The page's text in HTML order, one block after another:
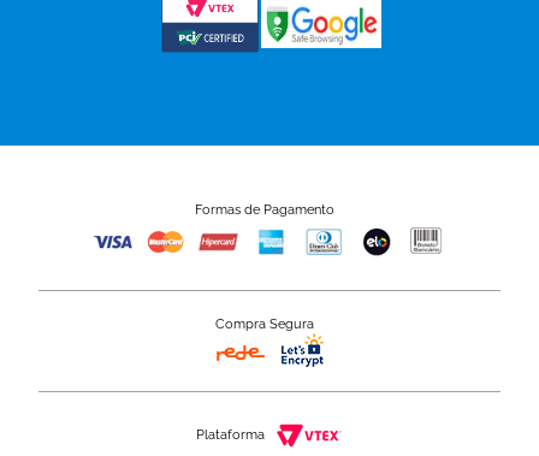
Formas de Pagamento
Compra Segura
Plataforma